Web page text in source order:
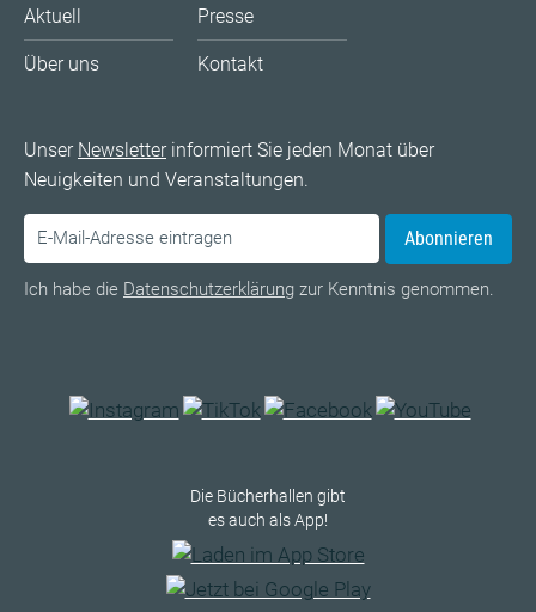
Aktuell
Über uns
Presse
Kontakt
Unser Newsletterinformiert Sie jeden Monat über
Neuigkeiten und Veranstaltungen.
Abonnieren
Ich habe die Datenschutzerklärung zur Kenntnis genommen.
Die Bücherhallen gibt
es auch als App!